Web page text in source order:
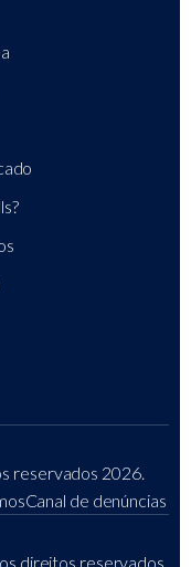
reservados 2026.
Canal de denúncias
direitos reservados.